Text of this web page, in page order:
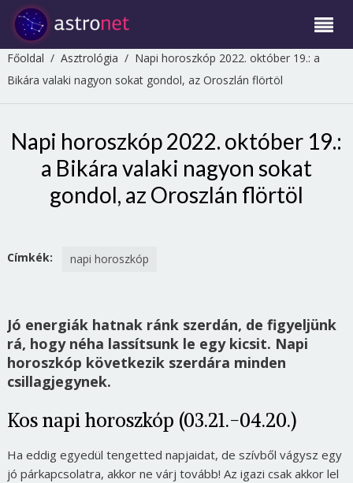
Főoldal / Asztrológia / Napi horoszkóp 2022. október 19.: a
Bikára valaki nagyon sokat gondol, az Oroszlán flörtöl
Napi horoszkóp 2022. október 19.:
a Bikára valaki nagyon sokat
gondol, az Oroszlán flörtöl
Címkék: napi horoszkóp
Jó energiák hatnak ránk szerdán, de figyeljünk
rá, hogy néha lassítsunk le egy kicsit. Napi
horoszkóp következik szerdára minden
csillagjegynek.
Kos napi horoszkóp (03.21.-04.20.)
Ha eddig egyedül tengetted napjaidat, de szívből vágysz egy
jó párkapcsolatra, akkor ne várj tovább! Az igazi csak akkor lel